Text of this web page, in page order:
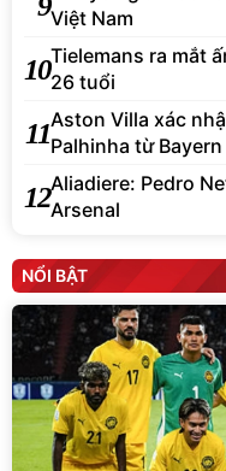
Việt Nam
10Tielemans ra mắt
26 tuổi
11Aston Villa xác
Palhinha từ
12Aliadiere: Pedro
Arsenal
NỔI BẬT